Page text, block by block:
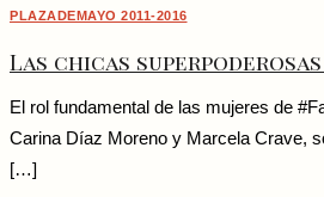
PLAZADEMAYO 2011-2016
Las chicas
El rol fundamental de las mujeres de
Carina Díaz Moreno y Marcela Crave,
[…]